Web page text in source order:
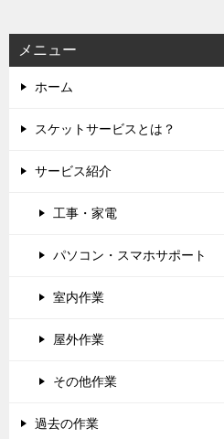
ンメニュー
ホーム
スケットサービスとは？
サービス紹介
工事・家電
パソコン・スマホサポート
室内作業
屋外作業
その他作業
過去の作業